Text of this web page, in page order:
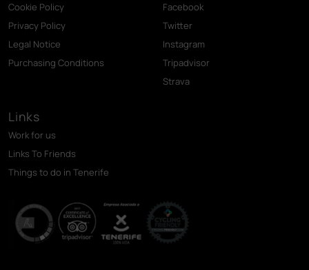
Cookie Policy
Privacy Policy
Legal Notice
Purchasing Conditions
Facebook
Twitter
Instagram
Tripadvisor
Strava
Links
Work for us
Links To Friends
Things to do in Tenerife